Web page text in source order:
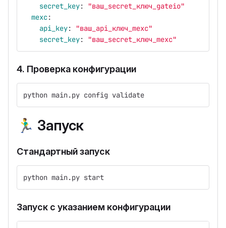
secret_key: "ваш_secret_ключ_gateio"
mexc:
api_key: "ваш_api_ключ_mexc"
secret_key: "ваш_secret_ключ_mexc"
4. Проверка конфигурации
python main.py config validate
🏃‍♂️ Запуск
Стандартный запуск
python main.py start
Запуск с указанием конфигурации